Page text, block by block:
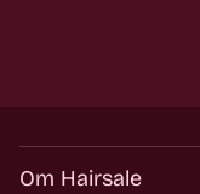
Om Hairsale